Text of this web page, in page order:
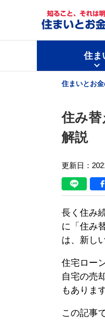
住ま
住まいとお
住み
解説
更新日：
長く住み
に「住み
は、新し
住宅ロー
自宅の売
もあります
この記事